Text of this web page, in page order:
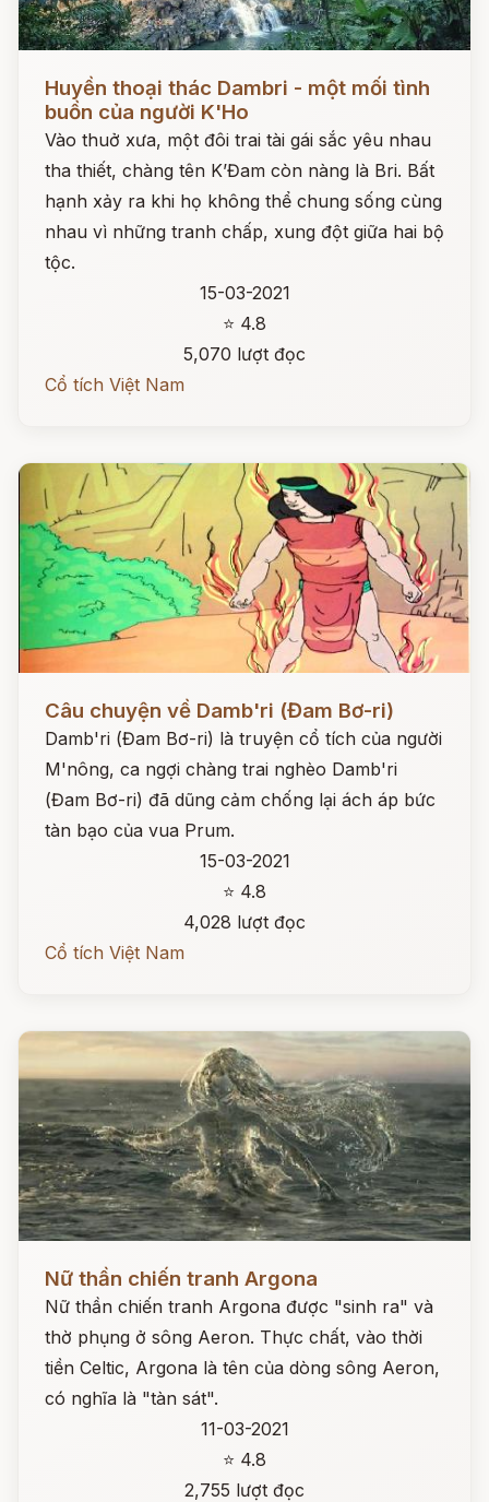
Đọc ngay
Huyền thoại thác Dambri - một mối tình
buồn của người K'Ho
Vào thuở xưa, một đôi trai tài gái sắc yêu nhau
tha thiết, chàng tên K’Đam còn nàng là Bri. Bất
hạnh xảy ra khi họ không thể chung sống cùng
nhau vì những tranh chấp, xung đột giữa hai bộ
tộc.
15-03-2021
⭐ 4.8
5,070 lượt đọc
Cổ tích Việt Nam
Câu chuyện về Damb'ri (Đam Bơ-ri)
Damb'ri (Đam Bơ-ri) là truyện cổ tích của người
M'nông, ca ngợi chàng trai nghèo Damb'ri
(Đam Bơ-ri) đã dũng cảm chống lại ách áp bức
tàn bạo của vua Prum.
15-03-2021
⭐ 4.8
4,028 lượt đọc
Cổ tích Việt Nam
Nữ thần chiến tranh Argona
Nữ thần chiến tranh Argona được "sinh ra" và
thờ phụng ở sông Aeron. Thực chất, vào thời
tiền Celtic, Argona là tên của dòng sông Aeron,
có nghĩa là "tàn sát".
11-03-2021
⭐ 4.8
2,755 lượt đọc